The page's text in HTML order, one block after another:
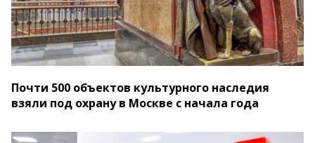
Почти 500 объектов культурного наследия
взяли под охрану в Москве с начала года